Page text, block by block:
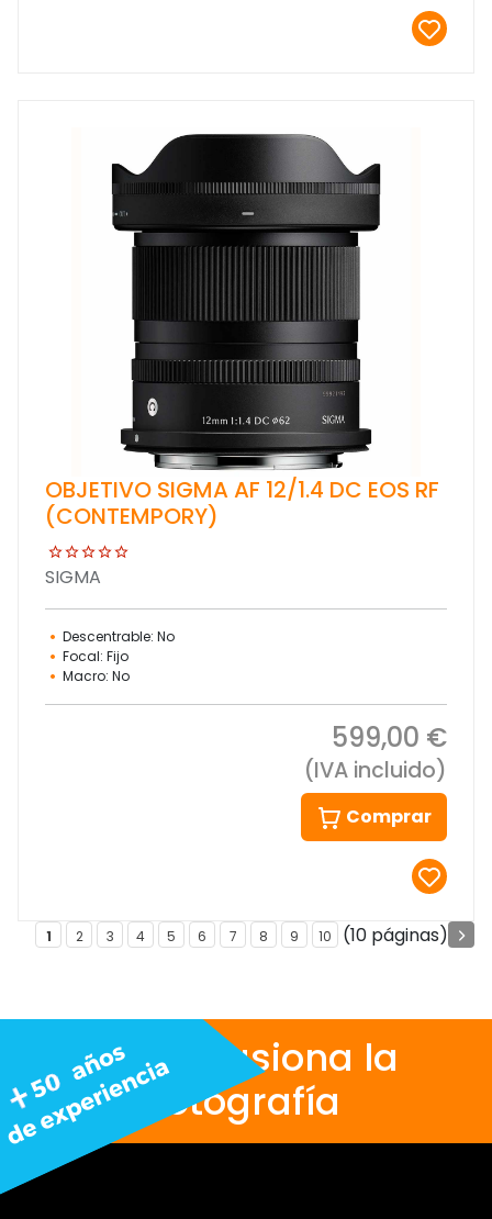
OBJETIVO SIGMA AF 12/1.4 DC EOS RF
(CONTEMPORY)
SIGMA
Descentrable: No
Focal: Fijo
Macro: No
599,00 €
(IVA incluido)
Comprar
1 2 3 4 5 6 7 8 9 10 (10 páginas)
Nos apasiona la
fotografía